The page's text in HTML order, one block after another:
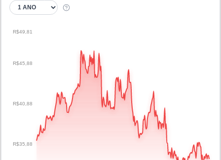
R$35,88
R$40,88
R$45,88
R$49,81